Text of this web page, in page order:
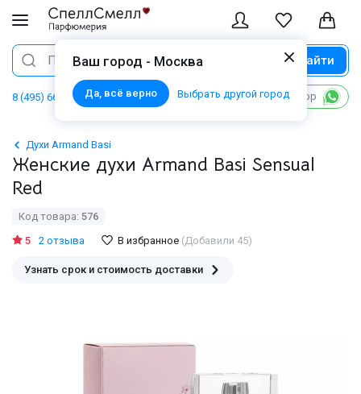
Ваш город - Москва
Да, всё верно Выбрать другой город
Поиск Найти
8 (495) 668 06 02 Написать в WhatsApp
Духи Armand Basi
Женские духи Armand Basi Sensual
Red
Код товара: 576
5
2 отзыва В избранное (Добавили 45)
Узнать срок и стоимость доставки